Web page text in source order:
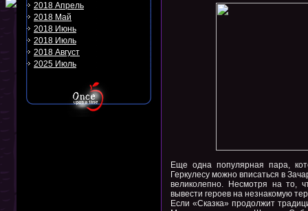
2018 Апрель
2018 Май
2018 Июнь
2018 Июль
2018 Август
2025 Июль
Еще одна популярная пара,
Геркулесу можно вписаться в
великолепно. Несмотря на то,
вывести героев на незнакомую
Если «Сказка» продолжит